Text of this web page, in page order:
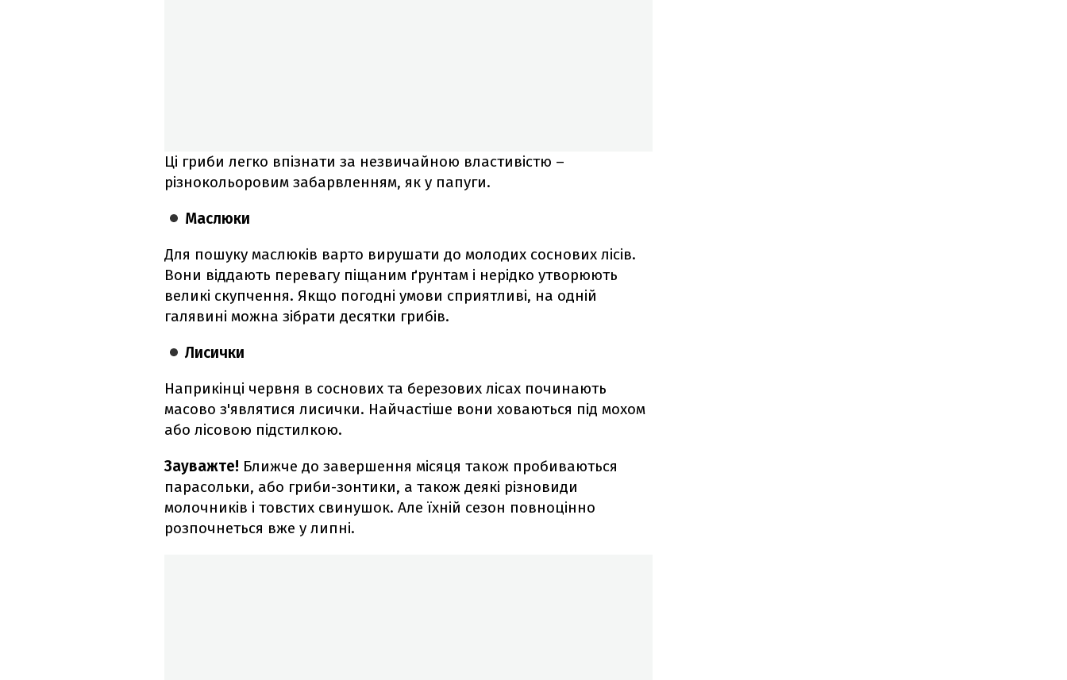
Ці гриби легко впізнати за незвичайною властивістю –
різнокольоровим забарвленням, як у папуги.
Маслюки
Для пошуку маслюків варто вирушати до молодих соснових лісів.
Вони віддають перевагу піщаним ґрунтам і нерідко утворюють
великі скупчення. Якщо погодні умови сприятливі, на одній
галявині можна зібрати десятки грибів.
Лисички
Наприкінці червня в соснових та березових лісах починають
масово з'являтися лисички. Найчастіше вони ховаються під мохом
або лісовою підстилкою.
Зауважте! Ближче до завершення місяця також пробиваються
парасольки, або гриби-зонтики, а також деякі різновиди
молочників і товстих свинушок. Але їхній сезон повноцінно
розпочнеться вже у липні.